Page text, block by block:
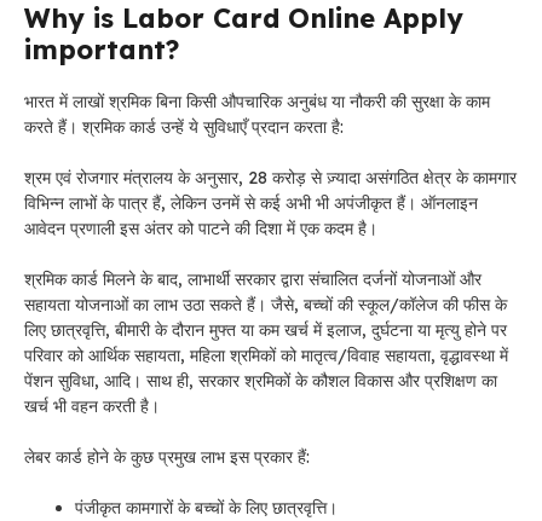
Why is Labor Card Online Apply
important?
भारत में लाखों श्रमिक बिना किसी औपचारिक अनुबंध या नौकरी की सुरक्षा के काम
करते हैं। श्रमिक कार्ड उन्हें ये सुविधाएँ प्रदान करता है:
श्रम एवं रोजगार मंत्रालय के अनुसार, 28 करोड़ से ज़्यादा असंगठित क्षेत्र के कामगार
विभिन्न लाभों के पात्र हैं, लेकिन उनमें से कई अभी भी अपंजीकृत हैं। ऑनलाइन
आवेदन प्रणाली इस अंतर को पाटने की दिशा में एक कदम है।
श्रमिक कार्ड मिलने के बाद, लाभार्थी सरकार द्वारा संचालित दर्जनों योजनाओं और
सहायता योजनाओं का लाभ उठा सकते हैं। जैसे, बच्चों की स्कूल/कॉलेज की फीस के
लिए छात्रवृत्ति, बीमारी के दौरान मुफ्त या कम खर्च में इलाज, दुर्घटना या मृत्यु होने पर
परिवार को आर्थिक सहायता, महिला श्रमिकों को मातृत्व/विवाह सहायता, वृद्धावस्था में
पेंशन सुविधा, आदि। साथ ही, सरकार श्रमिकों के कौशल विकास और प्रशिक्षण का
खर्च भी वहन करती है।
लेबर कार्ड होने के कुछ प्रमुख लाभ इस प्रकार हैं:
पंजीकृत कामगारों के बच्चों के लिए छात्रवृत्ति।